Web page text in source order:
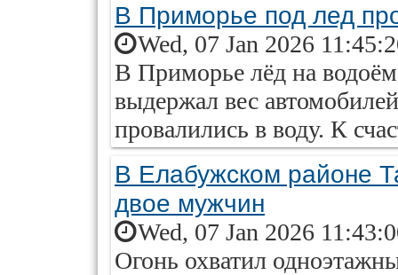
В Приморье под лед
Wed, 07 Jan 2026
В Приморье лёд на
выдержал вес
провалились в воду. К
В Елабужском районе
двое мужчин
Wed, 07 Jan 2026
Огонь охватил